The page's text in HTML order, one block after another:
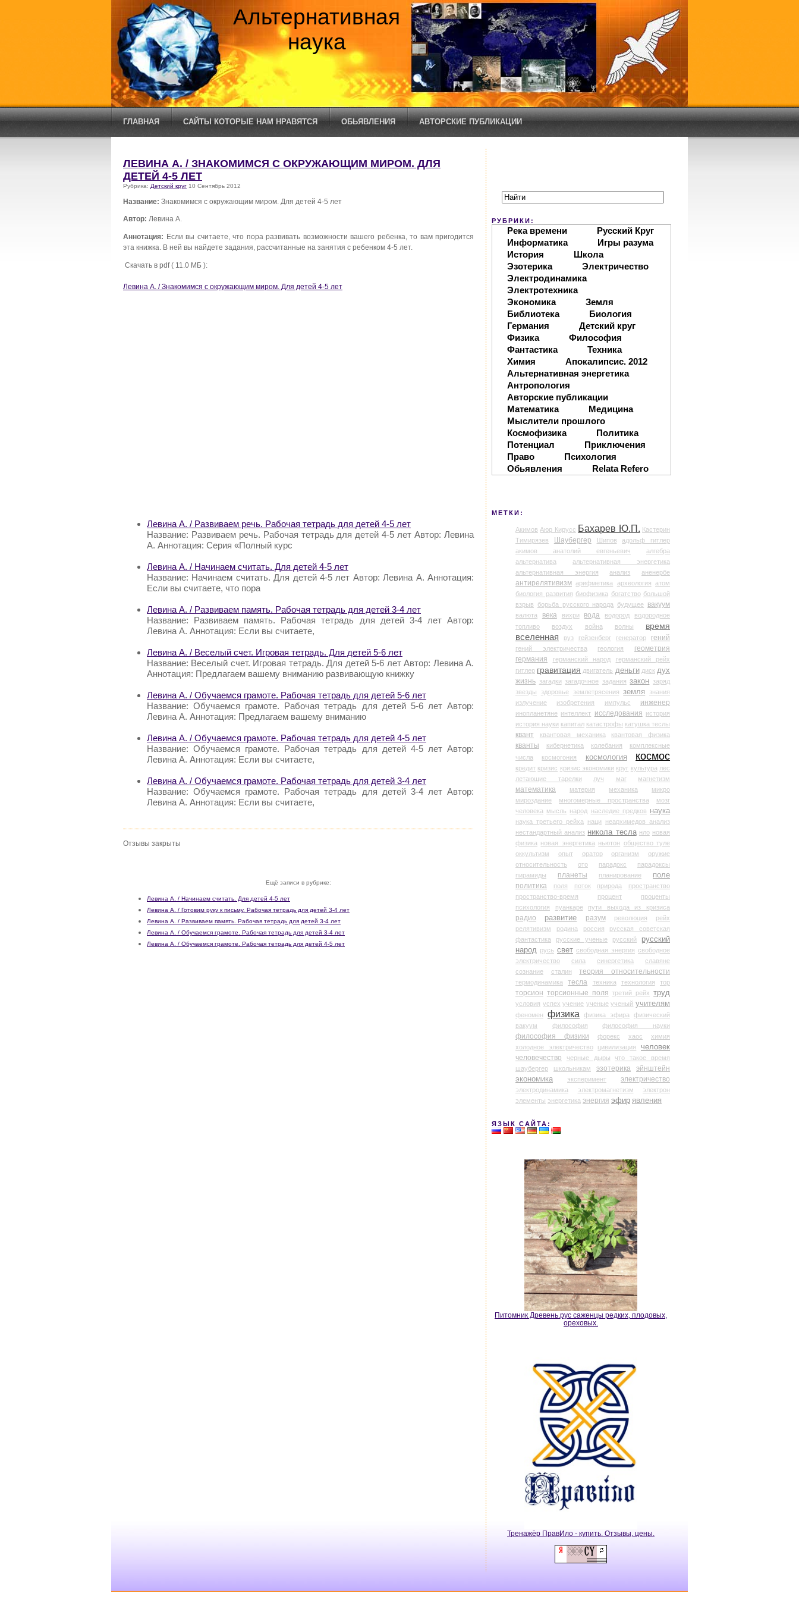
Альтернативная
наука
ГЛАВНАЯ САЙТЫ КОТОРЫЕ НАМ НРАВЯТСЯ ОБЬЯВЛЕНИЯ АВТОРСКИЕ ПУБЛИКАЦИИ
ЛЕВИНА А. / ЗНАКОМИМСЯ С ОКРУЖАЮЩИМ МИРОМ. ДЛЯ
ДЕТЕЙ 4-5 ЛЕТ
Рубрика: Детский круг 10 Сентябрь 2012
Название: Знакомимся с окружающим миром. Для детей 4-5 лет
Автор: Левина А.
Аннотация: Если вы считаете, что пора развивать возможности вашего ребенка, то вам пригодится
эта книжка. В ней вы найдете задания, рассчитанные на занятия с ребенком 4-5 лет.
Скачать в pdf ( 11.0 МБ ):
Левина А. / Знакомимся с окружающим миром. Для детей 4-5 лет
Левина А. / Развиваем речь. Рабочая тетрадь для детей 4-5 лет
Название: Развиваем речь. Рабочая тетрадь для детей 4-5 лет Автор: Левина
А. Аннотация: Серия «Полный курс
Левина А. / Начинаем считать. Для детей 4-5 лет
Название: Начинаем считать. Для детей 4-5 лет Автор: Левина А. Аннотация:
Если вы считаете, что пора
Левина А. / Развиваем память. Рабочая тетрадь для детей 3-4 лет
Название: Развиваем память. Рабочая тетрадь для детей 3-4 лет Автор:
Левина А. Аннотация: Если вы считаете,
Левина А. / Веселый счет. Игровая тетрадь. Для детей 5-6 лет
Название: Веселый счет. Игровая тетрадь. Для детей 5-6 лет Автор: Левина А.
Аннотация: Предлагаем вашему вниманию развивающую книжку
Левина А. / Обучаемся грамоте. Рабочая тетрадь для детей 5-6 лет
Название: Обучаемся грамоте. Рабочая тетрадь для детей 5-6 лет Автор:
Левина А. Аннотация: Предлагаем вашему вниманию
Левина А. / Обучаемся грамоте. Рабочая тетрадь для детей 4-5 лет
Название: Обучаемся грамоте. Рабочая тетрадь для детей 4-5 лет Автор:
Левина А. Аннотация: Если вы считаете,
Левина А. / Обучаемся грамоте. Рабочая тетрадь для детей 3-4 лет
Название: Обучаемся грамоте. Рабочая тетрадь для детей 3-4 лет Автор:
Левина А. Аннотация: Если вы считаете,
Отзывы закрыты
Ещё записи в рубрике:
Левина А. / Начинаем считать. Для детей 4-5 лет
Левина А. / Готовим руку к письму. Рабочая тетрадь для детей 3-4 лет
Левина А. / Развиваем память. Рабочая тетрадь для детей 3-4 лет
Левина А. / Обучаемся грамоте. Рабочая тетрадь для детей 3-4 лет
Левина А. / Обучаемся грамоте. Рабочая тетрадь для детей 4-5 лет
РУБРИКИ:
Река времени
Русский Круг
Информатика
Игры разума
История
Школа
Эзотерика
Электричество
Электродинамика
Электротехника
Экономика
Земля
Библиотека
Биология
Германия
Детский круг
Физика
Философия
Фантастика
Техника
Химия
Апокалипсис. 2012
Альтернативная энергетика
Антропология
Авторские публикации
Математика
Медицина
Мыслители прошлого
Космофизика
Политика
Потенциал
Приключения
Право
Психология
Обьявления
Relata Refero
МЕТКИ:
Акимов Аюр Кирусс Бахарев Ю.П. Кастерин
Тимирязев
Шаубергер Шипов
адольф гитлер
акимов анатолий евгеньевич
алгебра
альтернатива
альтернативная энергетика
альтернативная энергия
анализ аненербе
антирелятивизм арифметика археология атом
биология развития биофизика богатство большой
взрыв
борьба русского народа будущее вакуум
валюта века вихри вода водород
водородное
топливо
воздух война волны
время
вселенная
вуз гейзенберг генератор гений
гений электричества геология
геометрия
германия
германский народ
германский рейх
гитлер гравитация двигатель деньги диск дух
жизнь загадки загадочное задания закон заряд
звезды
здоровье землетрясения земля
знания
излучение
изобретения импульс инженер
инопланетяне интеллект исследования история
история науки капитал катастрофы катушка теслы
квант квантовая механика квантовая физика
кванты кибернетика колебания
комплексные
числа
космогония космология космос
кредит кризис кризис экономики круг культура лес
летающие тарелки
луч маг магнетизм
математика материя механика
микро
мироздание
многомерные пространства
мозг
человека мысль народ наследие предков наука
наука третьего рейха наци
неархимедов анализ
нестандартный анализ никола тесла нло новая
физика новая энергетика ньютон общество туле
оккультизм
опыт оратор организм
оружие
относительность
ото парадокс
парадоксы
пирамиды
планеты планирование
поле
политика
поля поток природа
пространство
пространство-время
процент
проценты
психология
пуанкаре пути выхода из кризиса
радио развитие разум революция
рейх
релятивизм
родина россия
русская советская
фантастика
русские ученые русский
русский
народ русь свет свободная энергия свободное
электричество
сила синергетика
славяне
сознание
сталин теория относительности
термодинамика тесла техника технология тор
торсион торсионные поля третий рейх труд
условия успех учение ученые ученый учителям
феномен физика физика эфира
физический
вакуум
философия философия науки
философия физики форекс хаос
химия
холодное электричество
цивилизация человек
человечество черные дыры
что такое время
шаубергер
школьникам эзотерика
эйнштейн
экономика
эксперимент электричество
электродинамика электромагнетизм
электрон
элементы энергетика энергия эфир явления
ЯЗЫК САЙТА:
Питомник Древень.рус саженцы редких, плодовых,
ореховых.
Тренажёр ПравИло - купить. Отзывы, цены.